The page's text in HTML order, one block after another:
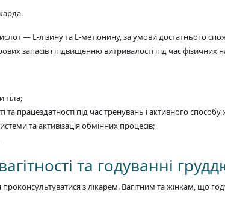
— L-лізину та L-метіонину, за умови достатнього
запасів і підвищенню витривалості під час фізичних
тіла;
та працездатності під час тренувань і активного способу
та активізація обмінних процесів;
та годуванні
з лікарем. Вагітним та жінкам, що